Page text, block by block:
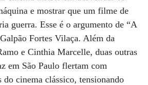
e mostrar que um filme de
guerra. Esse é o argumento de “A
Fortes ­Vilaça. Além da
e Cinthia Marcelle, duas outras
em São Paulo flertam com
do cinema clássico, tensionando